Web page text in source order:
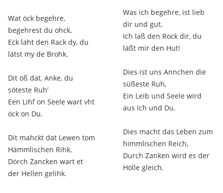
Wat öck begehre,
begehrest du ohck,
Eck laht den Rack dy, du
lätst my de Brohk.
Dit öß dat, Anke, du
söteste Ruh’
Een Lihf on Seele wart vht
öck on Du.
Dit mahckt dat Lewen tom
Hämmlischen Rihk,
Dörch Zancken wart et
der Hellen gelihk.
Was ich begehre, ist lieb
dir und gut,
Ich laß den Rock dir, du
läßt mir den Hut!
Dies ist uns Annchen die
süßeste Ruh,
Ein Leib und Seele wird
aus Ich und Du.
Dies macht das Leben zum
himmlischen Reich,
Durch Zanken wird es der
Hölle gleich.